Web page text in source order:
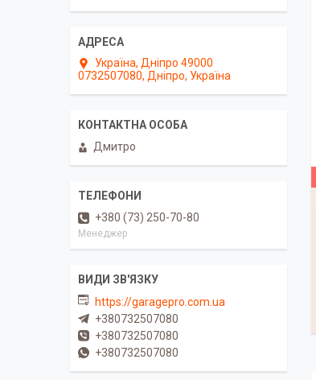
Україна, Дніпро 49000
0732507080, Дніпро, Україна
Дмитро
+380 (73) 250-70-80
Менеджер
https://garagepro.com.ua
+380732507080
+380732507080
+380732507080